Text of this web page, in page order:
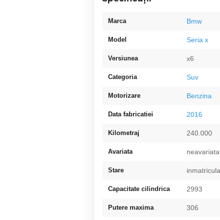
Marca Bmw
Model Seria x
Versiunea x6
Categoria Suv
Motorizare Benzina
Data fabricatiei 2016
Kilometraj 240.000
Avariata neavariata
Stare
Capacitate cilindrica 2993
Putere maxima 306